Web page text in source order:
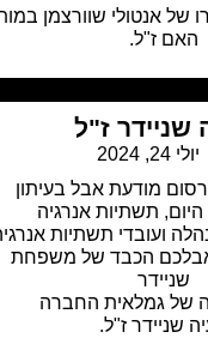
שוורצמן במות
ז"ל
אבל בעיתון
אנרגיה
תשתיות אנרגיה
של משפחת
החברה
ז"ל.